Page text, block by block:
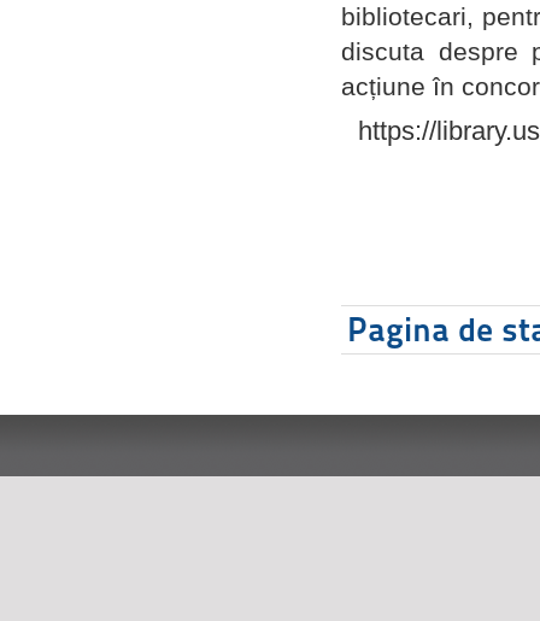
bibliotecari,
discuta despre
acțiune în
https://
Pagina de